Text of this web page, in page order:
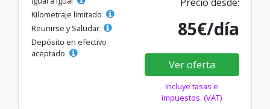
Kilometraje limitado
Reunirse y Saludar
Depósito en efectivo
aceptado
85€/día
Ver oferta
Incluye tasas e
impuestos. (VAT)